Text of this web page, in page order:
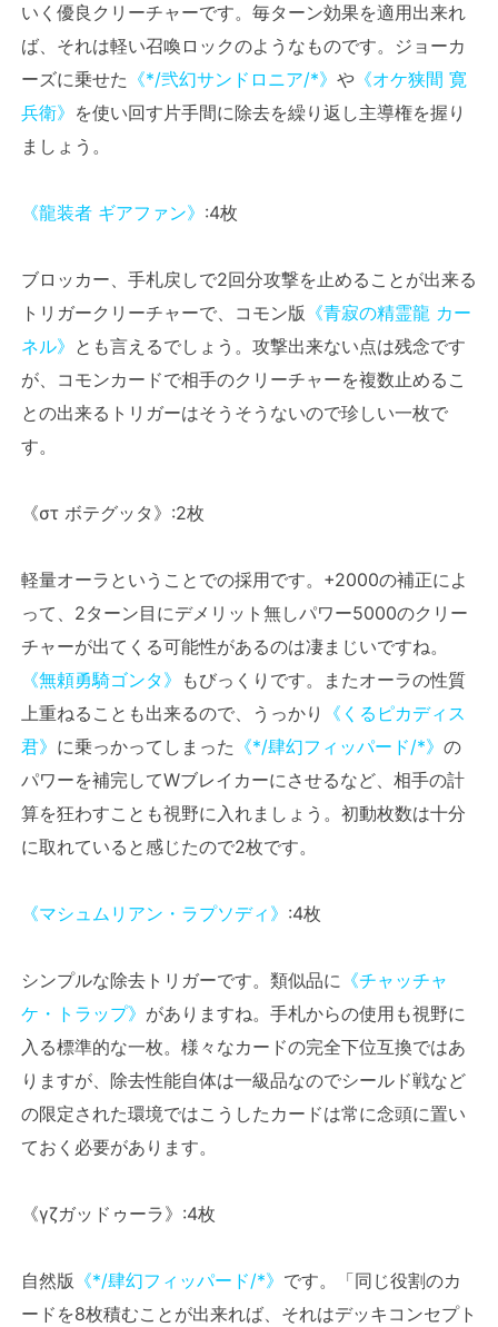
いく優良クリーチャーです。毎ターン効果を適用出来れ
ば、それは軽い召喚ロックのようなものです。ジョーカ
ーズに乗せた 《*/弐幻サンドロニア/*》 や 《オケ狭間 寛
兵衛》 を使い回す片手間に除去を繰り返し主導権を握り
ましょう。
《龍装者 ギアファン》 :4枚
ブロッカー、手札戻しで2回分攻撃を止めることが出来る
トリガークリーチャーで、コモン版 《青寂の精霊龍 カー
ネル》 とも言えるでしょう。攻撃出来ない点は残念です
が、コモンカードで相手のクリーチャーを複数止めるこ
との出来るトリガーはそうそうないので珍しい一枚で
す。
《στ ボテグッタ》:2枚
軽量オーラということでの採用です。+2000の補正によ
って、2ターン目にデメリット無しパワー5000のクリー
チャーが出てくる可能性があるのは凄まじいですね。
《無頼勇騎ゴンタ》 もびっくりです。またオーラの性質
上重ねることも出来るので、うっかり
《くるピカディス
君》 に乗っかってしまった 《*/肆幻フィッパード/*》 の
パワーを補完してWブレイカーにさせるなど、相手の計
算を狂わすことも視野に入れましょう。初動枚数は十分
に取れていると感じたので2枚です。
《マシュムリアン・ラプソディ》 :4枚
シンプルな除去トリガーです。類似品に 《チャッチャ
ケ・トラップ》 がありますね。手札からの使用も視野に
入る標準的な一枚。様々なカードの完全下位互換ではあ
りますが、除去性能自体は一級品なのでシールド戦など
の限定された環境ではこうしたカードは常に念頭に置い
ておく必要があります。
《γζガッドゥーラ》:4枚
自然版 《*/肆幻フィッパード/*》 です。「同じ役割のカ
ードを8枚積むことが出来れば、それはデッキコンセプト